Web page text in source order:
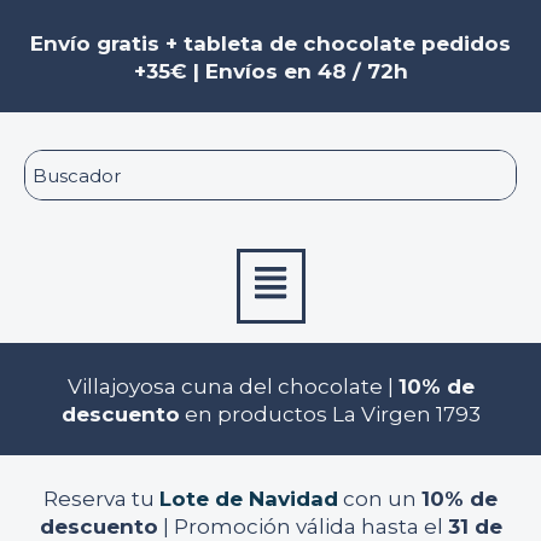
Envío gratis + tableta de chocolate pedidos
+35€ | Envíos en 48 / 72h
Menú
Villajoyosa cuna del chocolate | 10% de
descuento en productos La Virgen 1793
Reserva tu Lote de Navidad con un 10% de
descuento | Promoción válida hasta el 31 de